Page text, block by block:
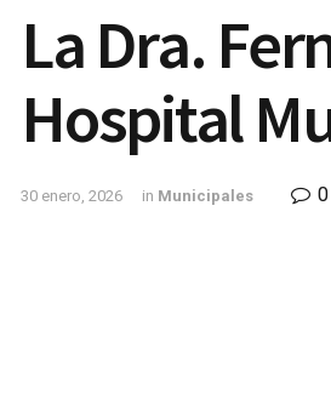
La Dra.
Hospital
30 enero, 2026 in Municipales 0